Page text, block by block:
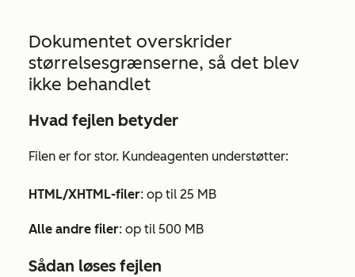
Dokumentet overskrider
størrelsesgrænserne, så det blev
ikke behandlet
Hvad fejlen betyder
Filen er for stor. Kundeagenten understøtter:
HTML/XHTML-filer: op til 25 MB
Alle andre filer: op til 500 MB
Sådan løses fejlen